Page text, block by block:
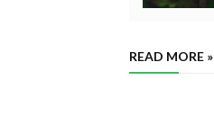
READ MORE »